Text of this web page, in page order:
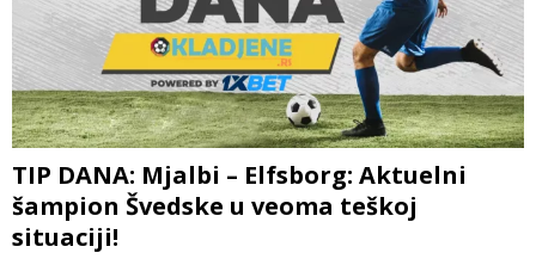
TIP DANA: Mjalbi – Elfsborg: Aktuelni
šampion Švedske u veoma teškoj
situaciji!